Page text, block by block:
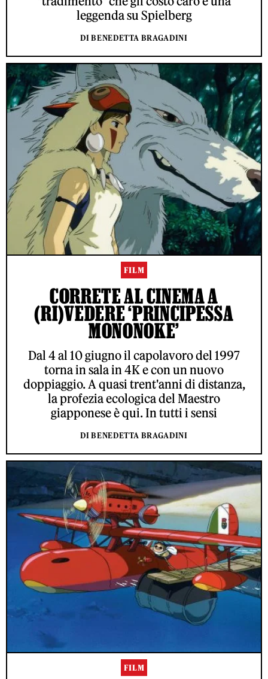
leggenda su Spielberg
DI BENEDETTA BRAGADINI
FILM
CORRETE AL CINEMA A
(RI)VEDERE ‘PRINCIPESSA
MONONOKE’
Dal 4 al 10 giugno il capolavoro del 1997
torna in sala in 4K e con un nuovo
doppiaggio. A quasi trent'anni di distanza,
la profezia ecologica del Maestro
giapponese è qui. In tutti i sensi
DI BENEDETTA BRAGADINI
FILM